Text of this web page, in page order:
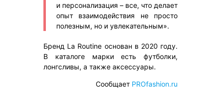
и персонализация – все, что делает
опыт взаимодействия не просто
полезным, но и увлекательным».
Бренд La Routine основан в 2020 году.
В каталоге марки есть футболки,
лонгсливы, а также аксессуары.
Сообщает PROfashion.ru